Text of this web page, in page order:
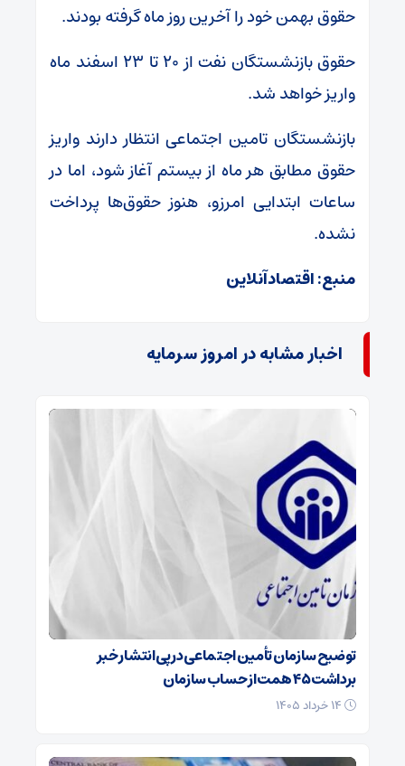
حقوق بهمن خود را آخرین روز ماه گرفته بودند.
حقوق بازنشستگان نفت از ۲۰ تا ۲۳ اسفند ماه
واریز خواهد شد.
بازنشستگان تامین اجتماعی انتظار دارند واریز
حقوق مطابق هر ماه از بیستم آغاز شود، اما در
ساعات ابتدایی امرزو، هنوز حقوق‌ها پرداخت
نشده.
منبع: اقتصادآنلاین
اخبار مشابه در امروز سرمایه
توضیح سازمان تأمین اجتماعی در پی انتشار خبر
برداشت ۴۵ همت از حساب سازمان